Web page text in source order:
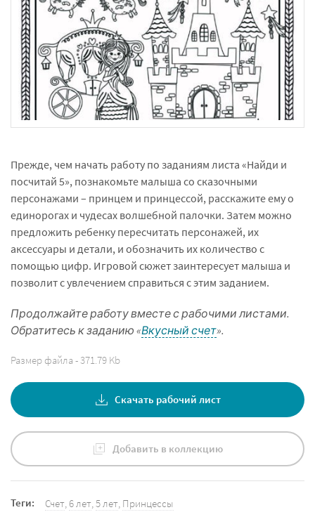
Прежде, чем начать работу по заданиям листа «Найди и
посчитай 5», познакомьте малыша со сказочными
персонажами – принцем и принцессой, расскажите ему о
единорогах и чудесах волшебной палочки. Затем можно
предложить ребенку пересчитать персонажей, их
аксессуары и детали, и обозначить их количество с
помощью цифр. Игровой сюжет заинтересует малыша и
позволит с увлечением справиться с этим заданием.
Продолжайте работу вместе с рабочими листами.
Обратитесь к заданию «Вкусный счет».
Размер файла - 371.79 Kb
Скачать рабочий лист
Добавить в коллекцию
Теги: Счет 6 лет 5 лет Принцессы